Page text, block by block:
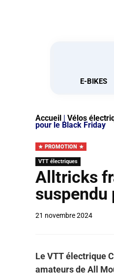
E-BIKES
Accueil | Vélos
pour le Black Friday
PROMOTION
VTT électriques
Alltricks
suspendu
21 novembre 2024
Le VTT électrique
amateurs de All